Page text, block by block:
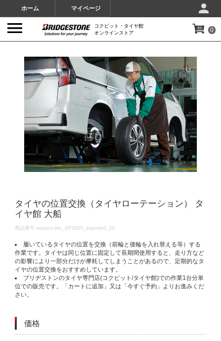
ホーム マイページ
コクピット・タイヤ館
オンラインストア
0
タイヤの位置交換（タイヤローテーション） タ
イヤ館 大船
DETAILS
商品番号 rotation-tire_SP3565_imported_20
履いているタイヤの位置を交換（前輪と後輪を入れ替える等）する
作業です。タイヤは同じ位置に固定して長期間使用すると、走り方など
の影響により一部分だけが摩耗してしまうことがあるので、定期的なタ
イヤの位置交換をおすすめしています。
ブリヂストンのタイヤ専門店(コクピット/タイヤ館)での作業1台分単
位での販売です。「カートに追加」又は「今すぐ予約」よりお進みくだ
さい。
価格